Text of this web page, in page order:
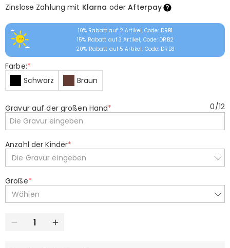
Zinslose Zahlung mit Klarna oderAfterpay
10% Rabatt auf 2 Artikel, Code: DRB1
15% Rabatt auf 3 Artikel, Code: DRB2
20% Rabatt auf 5 Artikel, Code: DRB3
Farbe:*
Schwarz
Braun
Gravur auf der großen Hand* 0/12
Anzahl der Kinder*
Die Gravur eingeben
Größe*
Wählen